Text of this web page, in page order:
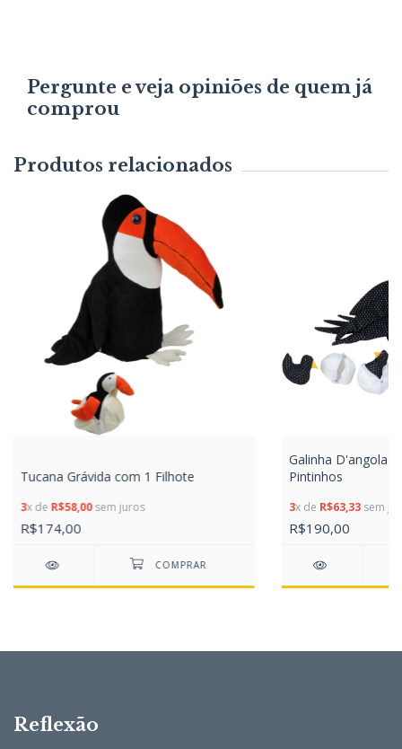
Pergunte e veja opiniões de quem já
comprou
Produtos relacionados
Tucana Grávida com 1 Filhote
3x de R$58,00sem juros
R$174,00
Galinha D'angola
Pintinhos
3x de R$63,33sem
R$190,00
Reflexão